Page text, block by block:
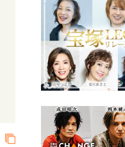
プロフェッショナルの矜持
ファーストキャリアを拓く